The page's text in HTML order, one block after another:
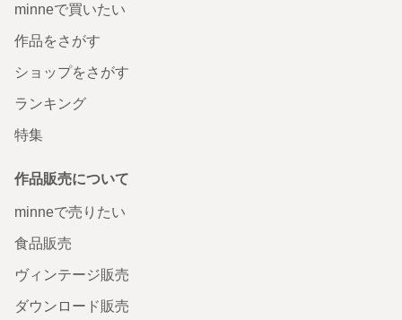
minneで買いたい
作品をさがす
ショップをさがす
ランキング
特集
作品販売について
minneで売りたい
食品販売
ヴィンテージ販売
ダウンロード販売